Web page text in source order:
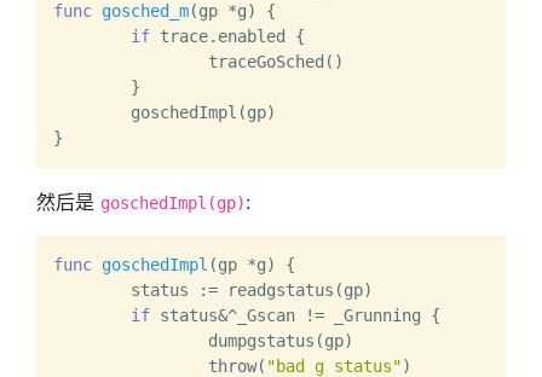
func gosched_m(gp *g)
{
if trace.enabled {
然后是 goschedImpl(gp):
func goschedImpl (gp *g)
{
if status&^_Gscan != _Grunning {
		throw(
"bad g status")